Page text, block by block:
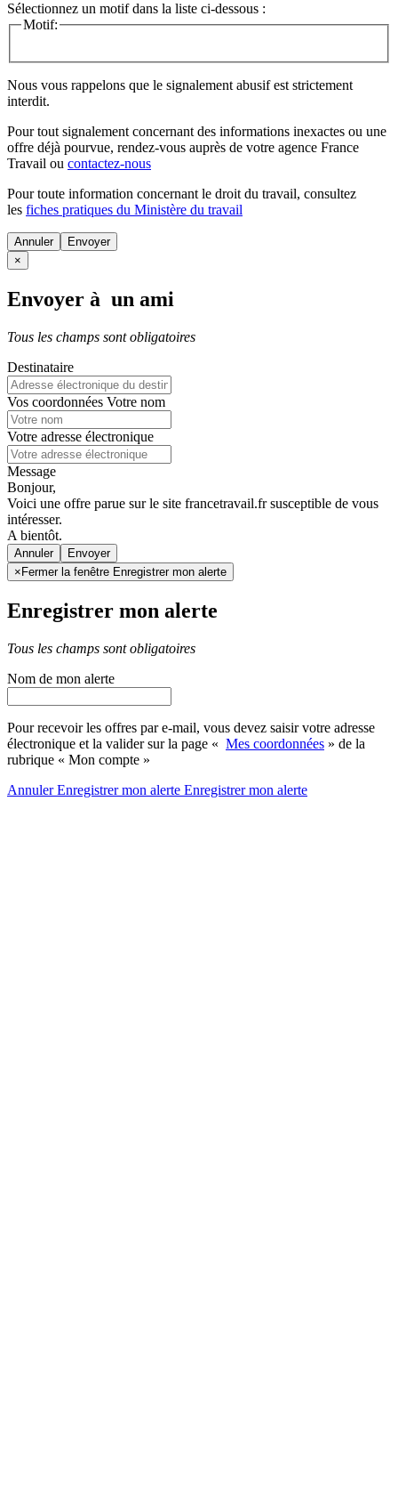
Sélectionnez un motif dans la liste ci-dessous :
Motif:
Nous vous rappelons que le signalement abusif est strictement
interdit.
Pour tout signalement concernant des informations inexactes ou une
offre déjà pourvue, rendez-vous auprès de votre agence France
Travail ou contactez-nous
Pour toute information concernant le droit du travail, consultez
les fiches pratiques du Ministère du travail
Annuler
×
Envoyer à un ami
Tous les champs sont obligatoires
Destinataire
Vos coordonnées Votre nom
Votre adresse électronique
Message
Bonjour,
Voici une offre parue sur le site francetravail.fr susceptible de vous
intéresser.
A bientôt.
Annuler
× Fermer la fenêtre Enregistrer mon alerte
Enregistrer mon alerte
Tous les champs sont obligatoires
Nom de mon alerte
Pour recevoir les offres par e-mail, vous devez saisir votre adresse
électronique et la valider sur la page « Mes coordonnées » de la
rubrique « Mon compte »
AnnulerEnregistrer mon alerte Enregistrermon alerte